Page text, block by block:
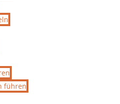
führen